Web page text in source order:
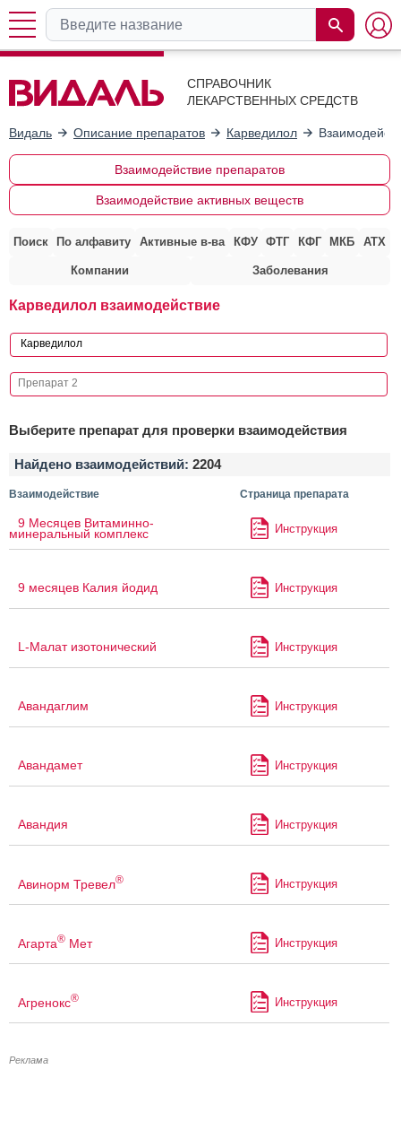
СПРАВОЧНИК
ЛЕКАРСТВЕННЫХ СРЕДСТВ
Видаль Описание препаратов Карведилол
Взаимодействие препаратов
Взаимодействие активных веществ
Поиск По алфавиту Активные в-ва КФУ ФТГ КФГ МКБ АТХ
Компании Заболевания
Карведилол взаимодействие
Выберите препарат для проверки взаимодействия
Найдено взаимодействий: 2204
Взаимодействие Страница препарата
9 Месяцев Витаминно-
минеральный комплекс Инструкция
9 месяцев Калия йодид Инструкция
L-Малат изотонический Инструкция
Авандаглим Инструкция
Авандамет Инструкция
Авандия Инструкция
Авинорм Тревел® Инструкция
Агарта® Мет Инструкция
Агренокс® Инструкция
Реклама